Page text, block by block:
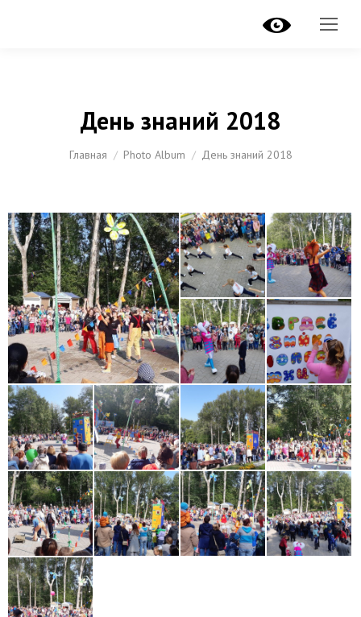
День знаний 2018
Вы здесь:
Главная Photo Album День знаний 2018